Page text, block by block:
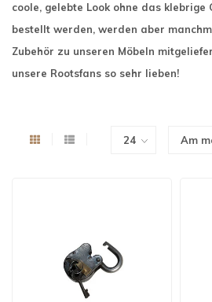
coole, gelebte Look ohne das klebrige
bestellt werden, werden aber
Zubehör zu unseren Möbeln
unsere Rootsfans so sehr lieben!